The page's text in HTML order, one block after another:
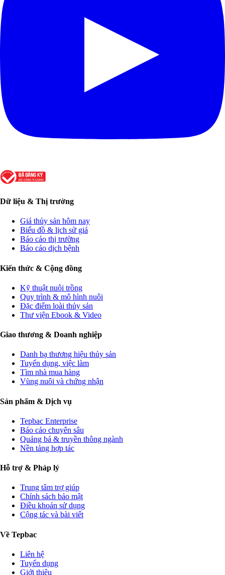
Dữ liệu & Thị trường
Giá thủy sản hôm nay
Biểu đồ & lịch sử giá
Báo cáo thị trường
Báo cáo dịch bệnh
Kiến thức & Cộng đồng
Kỹ thuật nuôi trồng
Quy trình & mô hình nuôi
Đặc điểm loài thủy sản
Thư viện Ebook & Video
Giao thương & Doanh nghiệp
Danh bạ thương hiệu thủy sản
Tuyển dụng, việc làm
Tìm nhà mua hàng
Vùng nuôi và chứng nhận
Sản phẩm & Dịch vụ
Tepbac Enterprise
Báo cáo chuyên sâu
Quảng bá & truyền thông ngành
Nền tảng hợp tác
Hỗ trợ & Pháp lý
Trung tâm trợ giúp
Chính sách bảo mật
Điều khoản sử dụng
Cộng tác và bài viết
Về Tepbac
Liên hệ
Tuyển dụng
Giới thiệu